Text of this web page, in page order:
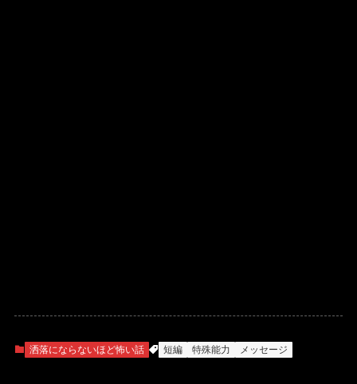
洒落にならないほど怖い話 短編 特殊能力 メッセージ